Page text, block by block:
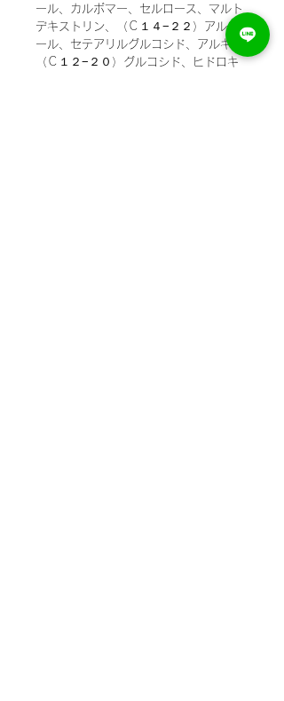
ール、カルボマー、セルロース、マルト
デキストリン、（Ｃ１４−２２）アルコ
ール、セテアリルグルコシド、アルキル
（Ｃ１２−２０）グルコシド、ヒドロキ